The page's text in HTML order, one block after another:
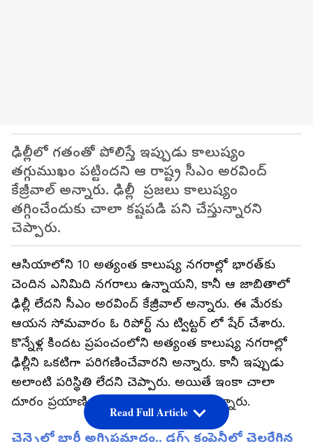
ఢిల్లీలో గతంతో పోలిస్తే ఇప్పుడు కాలుష్యం
తగ్గుముఖం పట్టిందని ఆ రాష్ట్ర సీఎం అరవింద్
కేజ్రీవాల్ అన్నారు. ఢిల్లీ ప్రజలు కాలుష్యం
తగ్గించేందుకు చాలా కష్టపడి పని చేస్తున్నారని
చెప్పారు.
ఆసియాలోని 10 అత్యంత కాలుష్య నగరాల్లో భారత్‌కు
చెందిన ఎనిమిది నగరాలు ఉన్నాయని, కానీ ఆ జాబితాలో
ఢిల్లీ లేదని సీఎం అరవింద్ కేజ్రీవాల్ అన్నారు. ఈ మేరకు
ఆయన సోమవారం ఓ రిపోర్ట్ ను ట్విట్టర్ లో షేర్ చేశారు.
కొన్నేళ్ల కిందట ప్రపంచంలోని అత్యంత కాలుష్య నగరాల్లో
ఢిల్లీని ఒకటిగా పరిగణించేవారని అన్నారు. కానీ ఇప్పుడు
అలాంటి పరిస్థితి లేదని చెప్పారు. అయితే ఇంకా చాలా
దూరం ప్రయాణించాల్సి ఉందని ఆయన అన్నారు.
చెన్నైలో భారీ అగ్నిప్రమాదం.. డ్రగ్స్ కంపెనీలో చెలరేగిన
Read Full Article